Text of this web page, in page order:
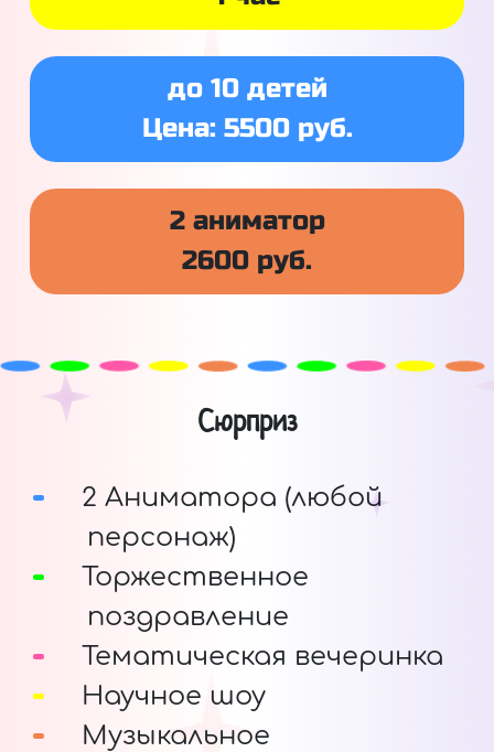
до 10 детей
Цена: 5500 руб.
2 аниматор
2600 руб.
Сюрприз
2 Аниматора (любой
персонаж)
Торжественное
поздравление
Тематическая вечеринка
Научное шоу
Музыкальное